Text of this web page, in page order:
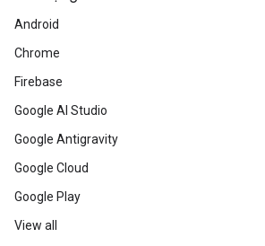
Android
Chrome
Firebase
Google AI Studio
Google Antigravity
Google Cloud
Google Play
View all